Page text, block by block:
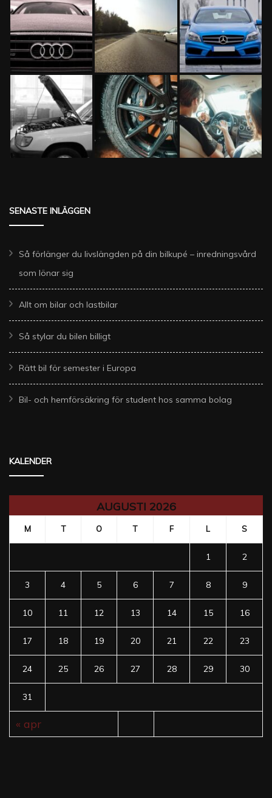
SENASTE INLÄGGEN
Så förlänger du livslängden på din bilkupé – inredningsvård
som lönar sig
Allt om bilar och lastbilar
Så stylar du bilen billigt
Rätt bil för semester i Europa
Bil- och hemförsäkring för student hos samma bolag
KALENDER
AUGUSTI 2026
M T O T F L S
1 2
3 4 5 6 7 8 9
10 11 12 13 14 15 16
17 18 19 20 21 22 23
24 25 26 27 28 29 30
31
« apr